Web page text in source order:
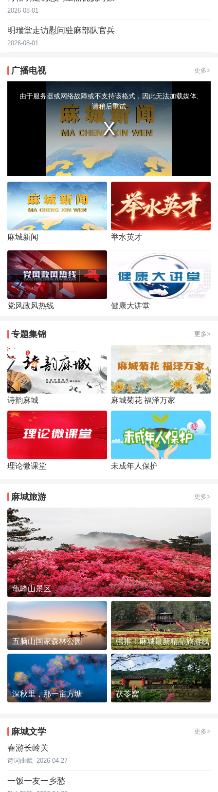
2026-08-01
明瑞堂走访慰问驻麻部队官兵
2026-08-01
广播电视 更多>
modal由于服务器或网络故障或不支持该格式，因此无法加载媒体,
请稍后重试
麻城新闻 举水英才
党风政风热线 健康大讲堂
专题集锦 更多>
诗韵麻城 麻城菊花 福泽万家
理论微课堂 未成年人保护
麻城旅游 更多>
龟峰山景区
五脑山国家森林公园 强推！麻城最新精品旅游线
路发布~
深秋里，那一亩方塘 茯苓窝
麻城文学 更多>
春游长岭关
诗词曲赋 2026-04-27
一饭一友一乡愁